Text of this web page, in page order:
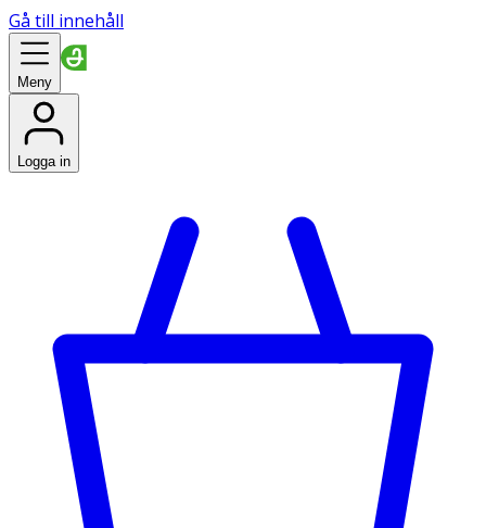
Gå till innehåll
Meny
Logga in